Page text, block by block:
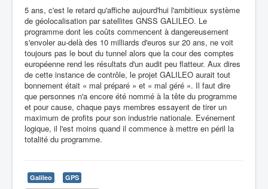
5 ans, c'est le retard qu'affiche aujourd'hui l'ambitieux système
de géolocalisation par satellites GNSS GALILEO. Le
programme dont les coûts commencent à dangereusement
s'envoler au-delà des 10 milliards d'euros sur 20 ans, ne voit
toujours pas le bout du tunnel alors que la cour des comptes
européenne rend les résultats d'un audit peu flatteur. Aux dires
de cette instance de contrôle, le projet GALILEO aurait tout
bonnement était « mal préparé » et « mal géré ». Il faut dire
que personnes n'a encore été nommé à la tête du programme
et pour cause, chaque pays membres essayent de tirer un
maximum de profits pour son industrie nationale. Evénement
logique, il l'est moins quand il commence à mettre en péril la
totalité du programme.
Galileo GPS